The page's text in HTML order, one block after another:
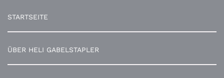
STARTSEITE
ÜBER HELI GABELSTAPLER